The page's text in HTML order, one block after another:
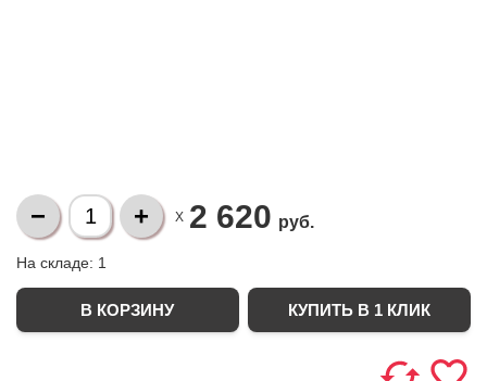
X 2 620 руб.
На складе: 1
КУПИТЬ В 1 КЛИК